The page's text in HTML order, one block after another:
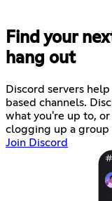
Find your
hang out
Discord servers
based channels.
what you're up to,
clogging up a group
Join Discord